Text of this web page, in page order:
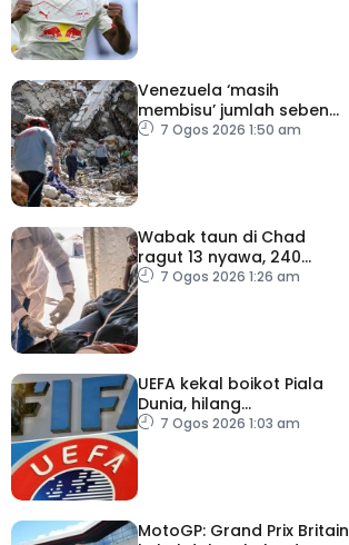
Venezuela ‘masih
membisu’ jumlah sebenar
mangsa hilang dalam
7 Ogos 2026 1:50 am
Wabak taun di Chad
ragut 13 nyawa, 240
dijangkiti
7 Ogos 2026 1:26 am
UEFA kekal boikot Piala
Dunia, hilang
kepercayaan kepada
7 Ogos 2026 1:03 am
MotoGP: Grand Prix Britain